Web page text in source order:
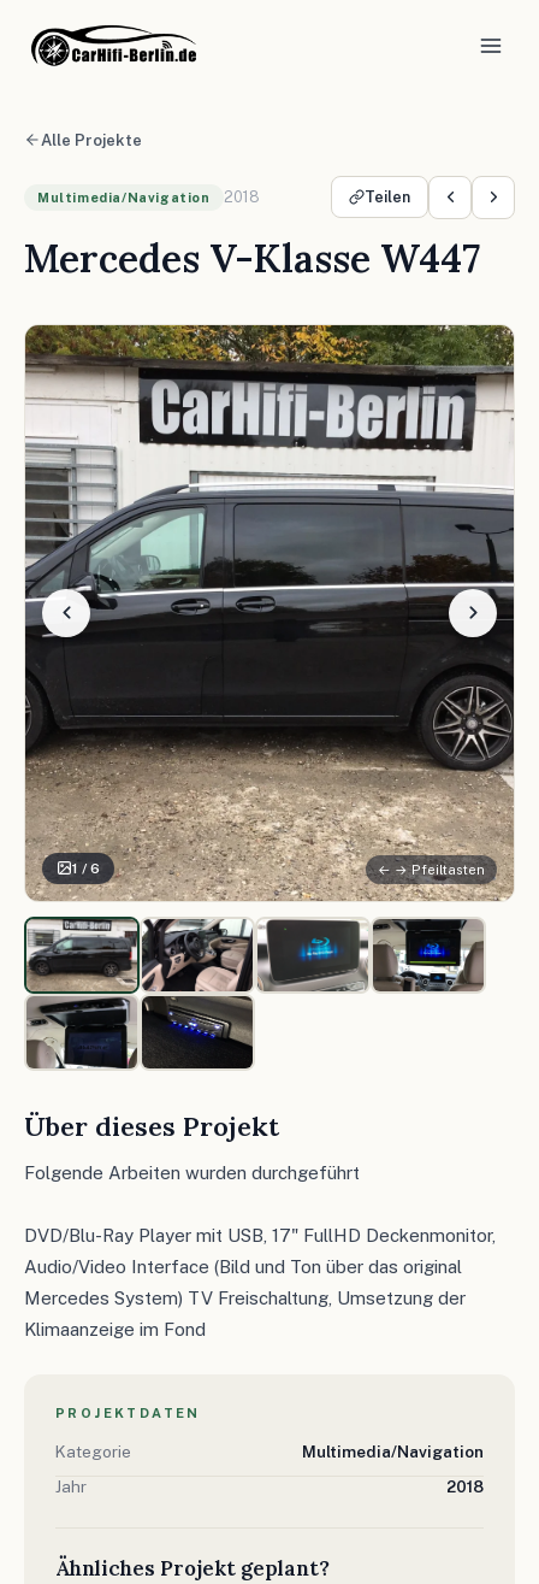
Alle Projekte
Multimedia/Navigation 2018 Teilen
Mercedes V-Klasse W447
1 / 6 ← → Pfeiltasten
Über dieses Projekt
Folgende Arbeiten wurden durchgeführt
DVD/Blu-Ray Player mit USB, 17" FullHD Deckenmonitor,
Audio/Video Interface (Bild und Ton über das original
Mercedes System) TV Freischaltung, Umsetzung der
Klimaanzeige im Fond
PROJEKTDATEN
Kategorie
Multimedia/Navigation
Jahr
2018
Ähnliches Projekt geplant?